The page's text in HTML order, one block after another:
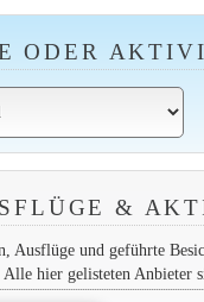
ODER
&
Ausflüge und geführte
Alle hier gelisteten